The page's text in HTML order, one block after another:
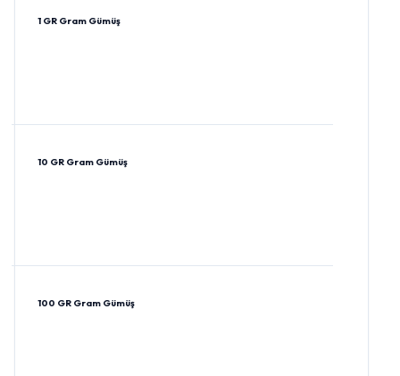
1 GR Gram Gümüş
10 GR Gram Gümüş
100 GR Gram Gümüş